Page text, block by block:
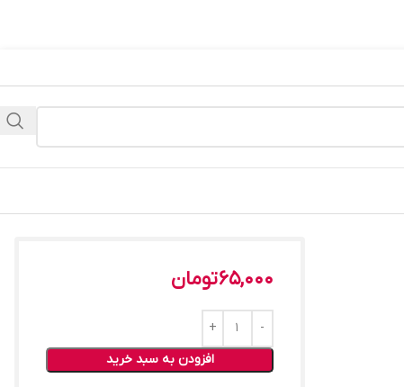
65,000تومان
افزودن به سبد خرید